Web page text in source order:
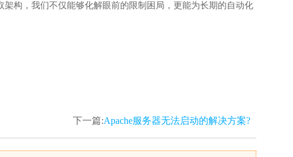
构，我们不仅能够化解眼前的限制困局，更能为长期的自动化
下一篇:Apache服务器无法启动的解决方案?